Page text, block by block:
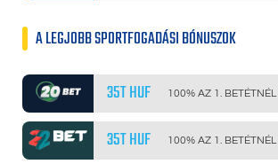
A LEGJOBB SPORTFOGADÁSI BÓNUSZOK
35T HUF 100% AZ 1. BETÉTNÉL
35T HUF 100% AZ 1. BETÉTNÉL